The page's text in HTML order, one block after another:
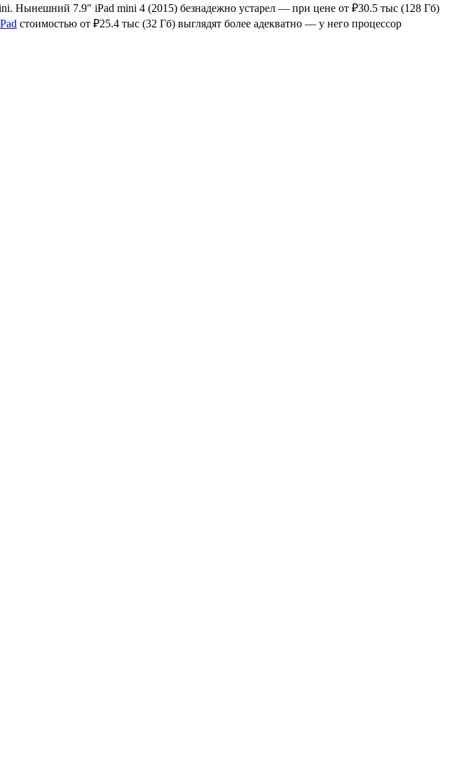
Нынешний 7.9″ iPad mini 4 (2015) безнадежно устарел — при цене от ₽30.5 тыс (128 Гб)
стоимостью от ₽25.4 тыс (32 Гб) выглядят более адекватно — у него процессор